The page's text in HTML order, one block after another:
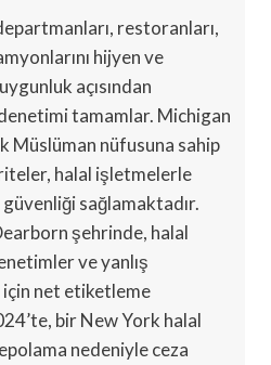
restoranları,
hijyen ve
açısından
tamamlar. Michigan
Müslüman nüfusuna sahip
halal işletmelerle
sağlamaktadır.
şehrinde, halal
ve yanlış
için net etiketleme
bir New York halal
nedeniyle ceza